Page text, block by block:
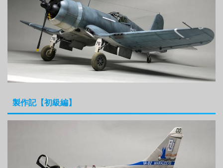
製作記【初級編】